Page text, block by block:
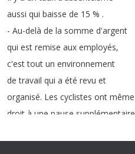
aussi qui baisse de 15 % .
- Au-delà de la somme d'argent
qui est remise aux employés,
c'est tout un environnement
de travail qui a été revu et
organisé. Les cyclistes ont même
droit à une pause supplémentaire